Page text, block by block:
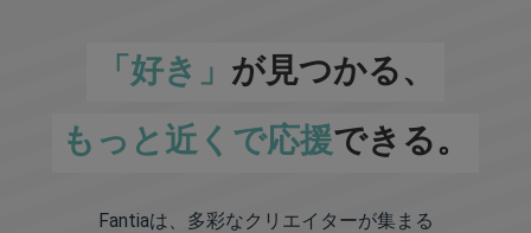
「好き」 が見つかる、
もっと近くで応援できる。
Fantiaは、多彩なクリエイターが集まる